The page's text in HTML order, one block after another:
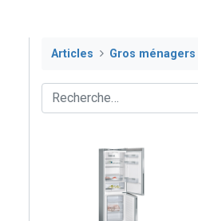
Articles Gros ménagers